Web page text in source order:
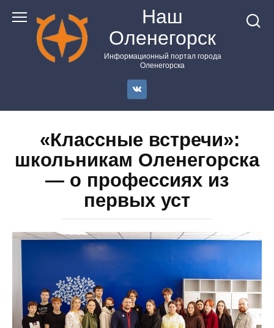
контенту
Наш
Оленегорск
Информационный портал города
Оленегорска
«Классные встречи»:
школьникам Оленегорска
— о профессиях из
первых уст